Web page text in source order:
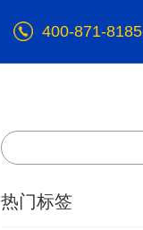
400-871-8185
热门标签